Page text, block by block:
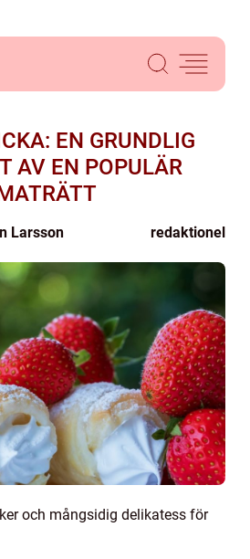
EN GRUNDLIG
AV EN POPULÄR
Larsson redaktionel
och mångsidig delikatess för